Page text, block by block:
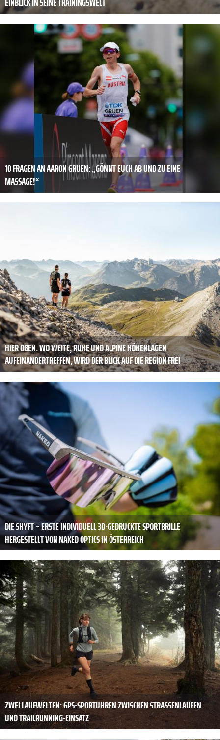
10 FRAGEN AN AARON GRUEN: „GÖNNT EUCH AB UND ZU EINE
MASSAGE!“
HIER OBEN. WO WEITE, RUHE UND ALPINE HÖHENLAGEN
AUFEINANDERTREFFEN, WIRD DER BLICK AUF DIE REGION FREI
DIE SHYFT – ERSTE INDIVIDUELL 3D-GEDRUCKTE SPORTBRILLE
HERGESTELLT VON NAKED OPTICS IN ÖSTERREICH
ZWEI LAUFWELTEN: GPS-SPORTUHREN ZWISCHEN STRASSENLAUFEN U
ND TRAILRUNNING-EINSATZ